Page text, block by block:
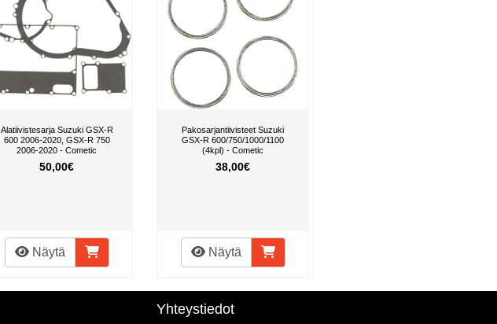
Alatiivistesarja Suzuki GSX-R
600 2006-2020, GSX-R 750
2006-2020 - Cometic
50,00€
Näytä
Pakosarjantiivisteet Suzuki
GSX-R 600/750/1000/1100
(4kpl) - Cometic
38,00€
Näytä
Yhteystiedot